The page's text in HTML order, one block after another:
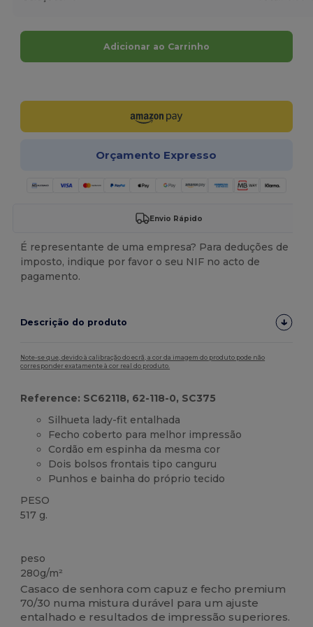
Adicionar ao Carrinho
Orçamento Expresso
Envio Rápido
É representante de uma empresa? Para deduções de
imposto, indique por favor o seu NIF no acto de
pagamento.
Descrição do produto
Note-se que, devido à calibração do ecrã, a cor da imagem do produto pode não
corresponder exatamente à cor real do produto.
Reference: SC62118, 62-118-0, SC375
Silhueta lady-fit entalhada
Fecho coberto para melhor impressão
Cordão em espinha da mesma cor
Dois bolsos frontais tipo canguru
Punhos e bainha do próprio tecido
PESO
517 g.
peso
280g/m²
Casaco de senhora com capuz e fecho premium
70/30 numa mistura durável para um ajuste
entalhado e resultados de impressão superiores.